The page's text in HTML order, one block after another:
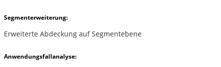
Segmenterweiterung:
Erweiterte Abdeckung auf Segmentebene
Anwendungsfallanalyse: